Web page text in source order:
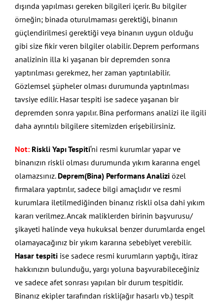
dışında yapılması gereken bilgileri içerir. Bu bilgiler
örneğin; binada oturulmaması gerektiği, binanın
güçlendirilmesi gerektiği veya binanın uygun olduğu
gibi size fikir veren bilgiler olabilir. Deprem performans
analizinin illa ki yaşanan bir depremden sonra
yaptırılması gerekmez, her zaman yaptırılabilir.
Gözlemsel şüpheler olması durumunda yaptırılması
tavsiye edilir. Hasar tespiti ise sadece yaşanan bir
depremden sonra yapılır. Bina performans analizi ile ilgili
daha ayrıntılı bilgilere sitemizden erişebilirsiniz.
Not: Riskli Yapı Tespiti‘ni resmi kurumlar yapar ve
binanızın riskli olması durumunda yıkım kararına engel
olamazsınız. Deprem(Bina) Performans Analiziözel
firmalara yaptırılır, sadece bilgi amaçlıdır ve resmi
kurumlara iletilmediğinden binanız riskli olsa dahi yıkım
kararı verilmez. Ancak maliklerden birinin başvurusu/
şikayeti halinde veya hukuksal benzer durumlarda engel
olamayacağınız bir yıkım kararına sebebiyet verebilir.
Hasar tespitiise sadece resmi kurumların yaptığı, itiraz
hakkınızın bulunduğu, yargı yoluna başvurabileceğiniz
ve sadece afet sonrası yapılan bir durum tespitidir.
Binanız ekipler tarafından riskli(ağır hasarlı vb.) tespit